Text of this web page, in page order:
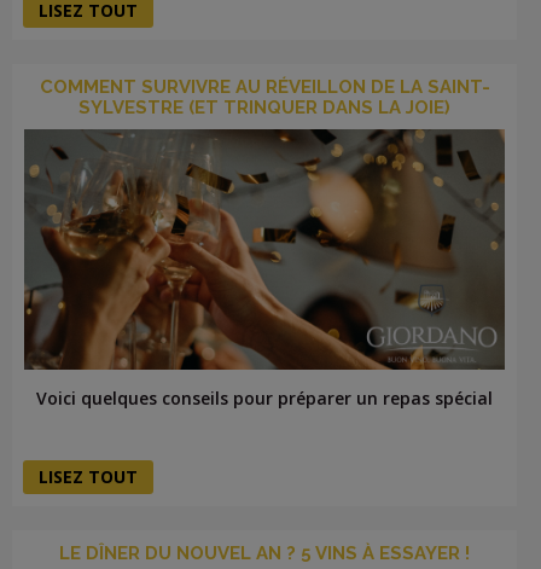
LISEZ TOUT
COMMENT SURVIVRE AU RÉVEILLON DE LA SAINT-
SYLVESTRE (ET TRINQUER DANS LA JOIE)
Voici quelques conseils pour préparer un repas spécial
LISEZ TOUT
LE DÎNER DU NOUVEL AN ? 5 VINS À ESSAYER !